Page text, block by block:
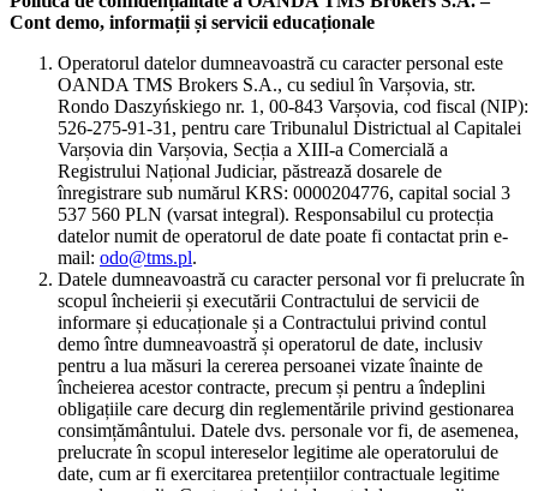
Cont demo, informații și servicii educaționale
Operatorul datelor dumneavoastră cu caracter personal este
OANDA TMS Brokers S.A., cu sediul în Varșovia, str.
Rondo Daszyńskiego nr. 1, 00-843 Varșovia, cod fiscal (NIP):
526-275-91-31, pentru care Tribunalul Districtual al Capitalei
Varșovia din Varșovia, Secția a XIII-a Comercială a
Registrului Național Judiciar, păstrează dosarele de
înregistrare sub numărul KRS: 0000204776, capital social 3
537 560 PLN (varsat integral). Responsabilul cu protecția
datelor numit de operatorul de date poate fi contactat prin e-
mail: odo@tms.pl.
Datele dumneavoastră cu caracter personal vor fi prelucrate în
scopul încheierii și executării Contractului de servicii de
informare și educaționale și a Contractului privind contul
demo între dumneavoastră și operatorul de date, inclusiv
pentru a lua măsuri la cererea persoanei vizate înainte de
încheierea acestor contracte, precum și pentru a îndeplini
obligațiile care decurg din reglementările privind gestionarea
consimțământului. Datele dvs. personale vor fi, de asemenea,
prelucrate în scopul intereselor legitime ale operatorului de
date, cum ar fi exercitarea pretențiilor contractuale legitime